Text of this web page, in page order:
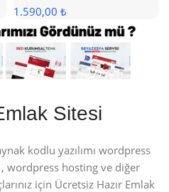
1.590,00 ₺
Sitesi
kodlu yazılımı wordpress
wordpress hosting ve diğer
için Ücretsiz Hazır Emlak